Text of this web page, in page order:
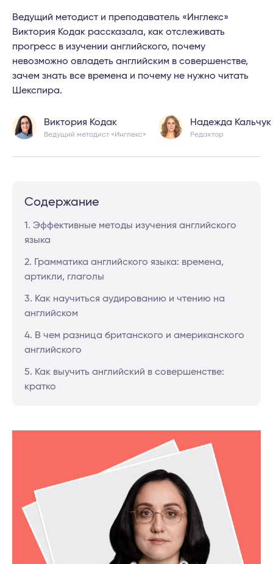
Ведущий методист и преподаватель «Инглекс»
Виктория Кодак рассказала, как отслеживать
прогресс в изучении английского, почему
невозможно овладеть английским в совершенстве,
зачем знать все времена и почему не нужно читать
Шекспира.
Виктория Кодак
Ведущий методист «Инглекс»
Надежда Кальчук
Редактор
Содержание
1. Эффективные методы изучения английского
языка
2. Грамматика английского языка: времена,
артикли, глаголы
3. Как научиться аудированию и чтению на
английском
4. В чем разница британского и американского
английского
5. Как выучить английский в совершенстве:
кратко